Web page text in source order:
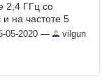
2,4 ГГц со
на частоте 5
Мбит/с
05-2020 — vilgun